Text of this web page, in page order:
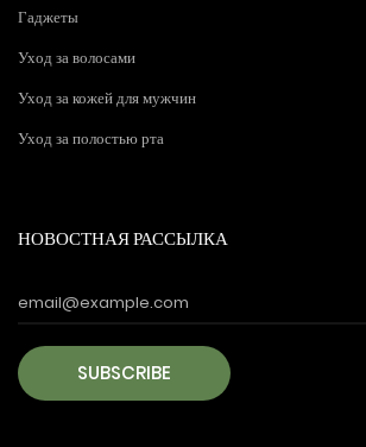
Гаджеты
Уход за волосами
Уход за кожей для мужчин
Уход за полостью рта
НОВОСТНАЯ РАССЫЛКА
SUBSCRIBE